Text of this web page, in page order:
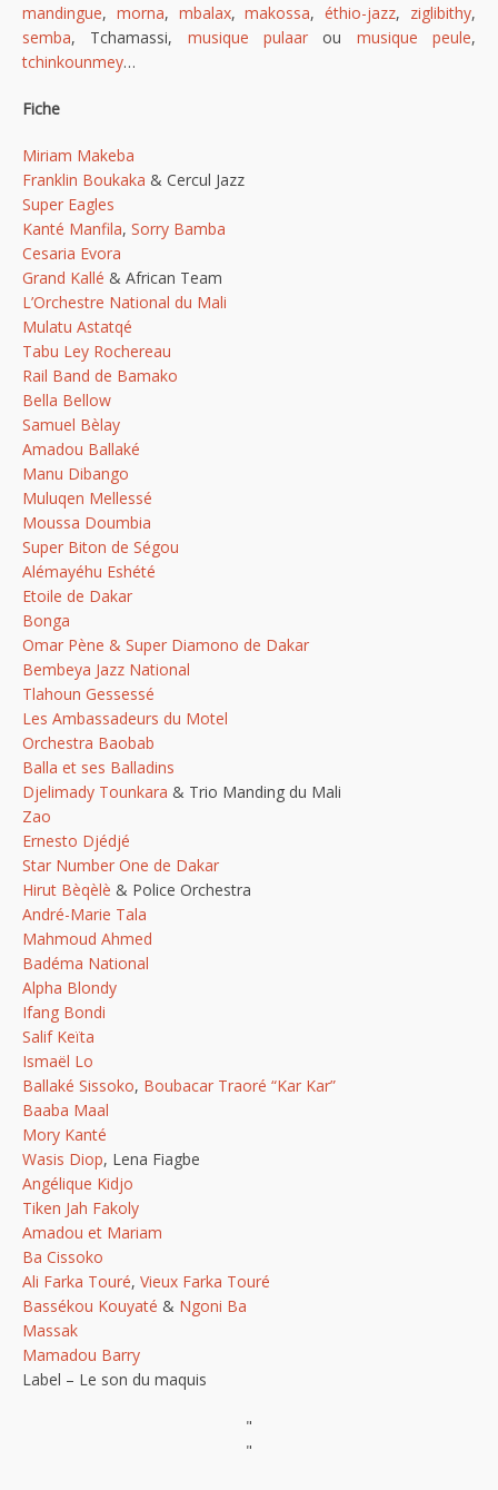
mandingue, morna, mbalax,makossa,éthio-jazz, ziglibithy,
semba, Tchamassi, musique pulaar ou musique peule,
tchinkounmey…
Fiche
Miriam Makeba
Franklin Boukaka & Cercul Jazz
Super Eagles
Kanté Manfila, Sorry Bamba
Cesaria Evora
Grand Kallé & African Team
L’Orchestre National du Mali
Mulatu Astatqé
Tabu Ley Rochereau
Rail Band de Bamako
Bella Bellow
Samuel Bèlay
Amadou Ballaké
Manu Dibango
Muluqen Mellessé
Moussa Doumbia
Super Biton de Ségou
Alémayéhu Eshété
Etoile de Dakar
Bonga
Omar Pène & Super Diamono de Dakar
Bembeya Jazz National
Tlahoun Gessessé
Les Ambassadeurs du Motel
Orchestra Baobab
Balla et ses Balladins
Djelimady Tounkara & Trio Manding du Mali
Zao
Ernesto Djédjé
Star Number One de Dakar
Hirut Bèqèlè & Police Orchestra
André-Marie Tala
Mahmoud Ahmed
Badéma National
Alpha Blondy
Ifang Bondi
Salif Keïta
Ismaël Lo
Ballaké Sissoko, Boubacar Traoré “Kar Kar”
Baaba Maal
Mory Kanté
Wasis Diop, Lena Fiagbe
Angélique Kidjo
Tiken Jah Fakoly
Amadou et Mariam
Ba Cissoko
Ali Farka Touré, Vieux Farka Touré
Bassékou Kouyaté & Ngoni Ba
Massak
Mamadou Barry
Label – Le son du maquis
"
"